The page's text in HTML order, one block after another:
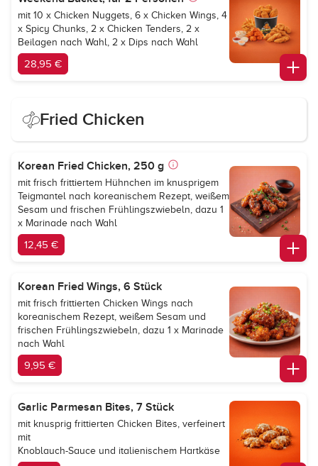
mit 10 x Chicken Nuggets, 6 x Chicken Wings, 4
x Spicy Chunks, 2 x Chicken Tenders, 2 x
Beilagen nach Wahl, 2 x Dips nach Wahl
28,95 €
Fried Chicken
Korean Fried Chicken, 250 g
mit frisch frittiertem Hühnchen im knusprigem
Teigmantel nach koreanischem Rezept, weißem
Sesam und frischen Frühlingszwiebeln, dazu 1
x Marinade nach Wahl
12,45 €
Korean Fried Wings, 6 Stück
mit frisch frittierten Chicken Wings nach
koreanischem Rezept, weißem Sesam und
frischen Frühlingszwiebeln, dazu 1 x Marinade
nach Wahl
9,95 €
Garlic Parmesan Bites, 7 Stück
mit knusprig frittierten Chicken Bites, verfeinert
mit
Knoblauch-Sauce und italienischem Hartkäse